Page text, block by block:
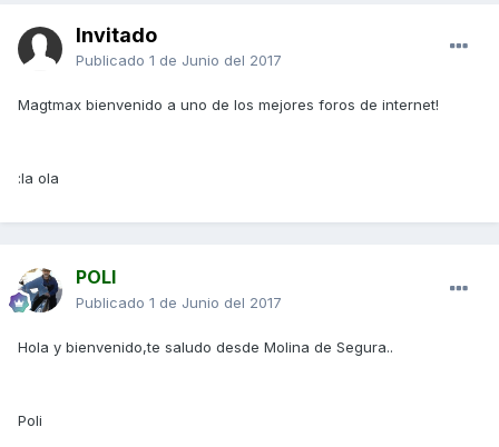
Invitado
Publicado 1 de Junio del 2017
Magtmax bienvenido a uno de los mejores foros de internet!
:la ola
POLI
Publicado 1 de Junio del 2017
Hola y bienvenido,te saludo desde Molina de Segura..
Poli